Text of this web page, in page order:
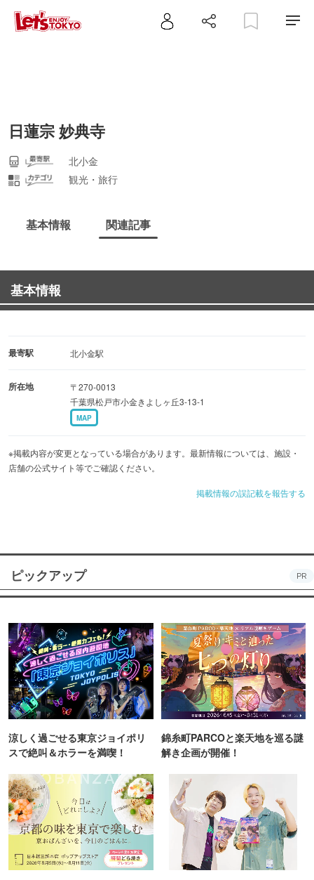
日蓮宗 妙典寺
北小金
観光・旅行
基本情報 関連記事
基本情報
最寄駅 北小金駅
所在地
〒270-0013
千葉県松戸市小金きよしヶ丘3-13-1
MAP
※掲載内容が変更となっている場合があります。最新情報については、施設・
店舗の公式サイト等でご確認ください。
掲載情報の誤記載を報告する
ピックアップ PR
涼しく過ごせる東京ジョイポリ
スで絶叫＆ホラーを満喫！
錦糸町PARCOと楽天地を巡る謎
解き企画が開催！